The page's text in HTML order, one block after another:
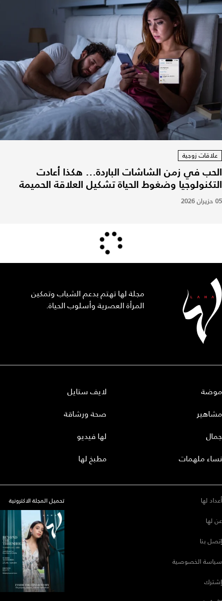
علاقات زوجية
الحب في زمن الشاشات الباردة... هكذا أعادت
التكنولوجيا وضغوط الحياة تشكيل العلاقة الحميمة
05 حزيران 2026
مجلة لها تهتم بدعم الشباب وتمكين
المرأة العصرية وأسلوب الحياة.
موضة
مشاهير
جمال
نساء ملهمات
لايف ستايل
صحة ورشاقة
لها فيديو
مطبخ لها
أعداد لها
عن لها
إتصل بنا
سياسة الخصوصية
إشترك
تحميل المجلة الاكترونية